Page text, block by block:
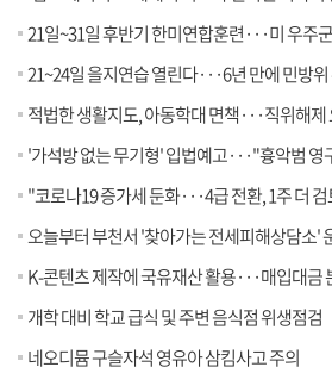
21일~31일 후반기 한미연합훈련···미 우주
21~24일 을지연습 열린다···6년 만에 민방위
적법한 생활지도, 아동학대 면책···직위해제
'가석방 없는 무기형' 입법예고···"흉악범 영
"코로나19 증가세 둔화···4급 전환, 1주 더
오늘부터 부천서 '찾아가는 전세피해상담소'
K-콘텐츠 제작에 국유재산 활용···매입대금 분
개학 대비 학교 급식 및 주변 음식점 위생점검
네오디뮴 구슬자석 영유아 삼킴사고 주의